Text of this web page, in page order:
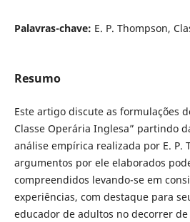
Palavras-chave: E. P. Thompson,
Resumo
Este artigo discute as formulações
Classe Operária Inglesa” partindo
análise empírica realizada por E. P.
argumentos por ele elaborados
compreendidos levando-se em
experiências, com destaque para
educador de adultos no decorrer